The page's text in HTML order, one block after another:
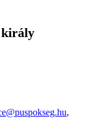
király
,